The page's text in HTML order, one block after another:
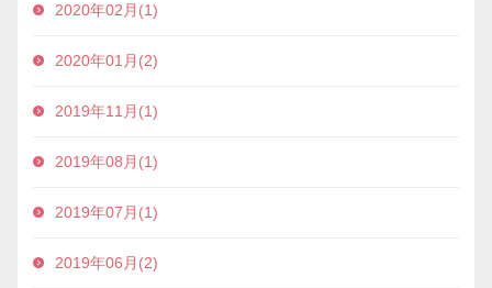
2020年02月(1)
2020年01月(2)
2019年11月(1)
2019年08月(1)
2019年07月(1)
2019年06月(2)